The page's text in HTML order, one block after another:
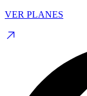
VER PLANES